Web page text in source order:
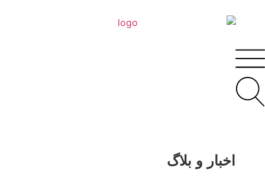
اخبار و بلاگ